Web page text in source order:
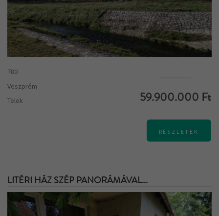
780
Veszprém
Telek
59.900.000 Ft
RÉSZLETEK
LITÉRI HÁZ SZÉP PANORÁMÁVAL...